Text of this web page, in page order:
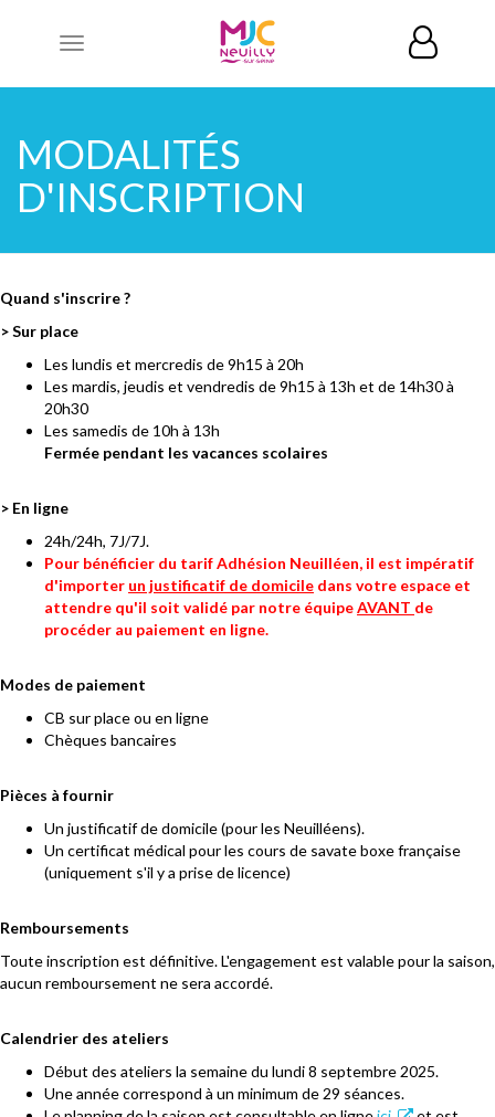
Toggle
MODALITÉS
D'INSCRIPTION
Quand s'inscrire ?
> Sur place
Les lundis et mercredis de 9h15 à 20h
Les mardis, jeudis et vendredis de 9h15 à 13h et de 14h30 à
20h30
Les samedis de 10h à 13h
Fermée pendant les vacances scolaires
> En ligne
24h/24h, 7J/7J.
Pour bénéficier du tarif Adhésion Neuilléen, il est impératif
d'importer un justificatif de domicile dans votre espace et
attendre qu'il soit validé par notre équipeAVANT de
procéder au paiement en ligne.
Modes de paiement
CB sur place ou en ligne
Chèques bancaires
Pièces à fournir
Un justificatif de domicile (pour les Neuilléens).
Un certificat médical pour les cours de savate boxe française
(uniquement s'il y a prise de licence)
Remboursements
Toute inscription est définitive. L'engagement est valable pour la saison,
aucun remboursement ne sera accordé.
Calendrier des ateliers
Début des ateliers la semaine du lundi 8 septembre 2025.
Une année correspond à un minimum de 29 séances.